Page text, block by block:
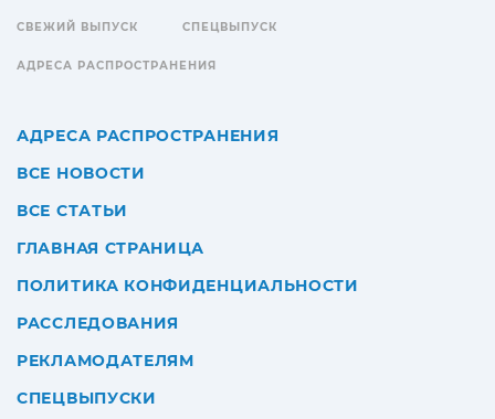
СВЕЖИЙ ВЫПУСК СПЕЦВЫПУСК
АДРЕСА РАСПРОСТРАНЕНИЯ
АДРЕСА РАСПРОСТРАНЕНИЯ
ВСЕ НОВОСТИ
ВСЕ СТАТЬИ
ГЛАВНАЯ СТРАНИЦА
ПОЛИТИКА КОНФИДЕНЦИАЛЬНОСТИ
РАССЛЕДОВАНИЯ
РЕКЛАМОДАТЕЛЯМ
СПЕЦВЫПУСКИ